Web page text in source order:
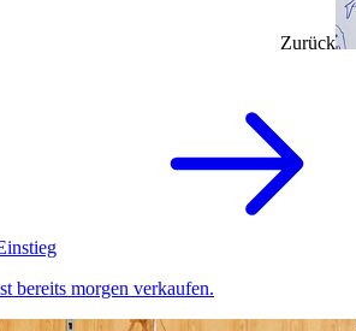
Zurück
bereits morgen verkaufen.